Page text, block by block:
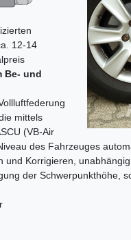
12-14
Be- und
mittels
(VB-Air
des Fahrzeuges
und Korrigieren,
der Schwerpunkthöhe,